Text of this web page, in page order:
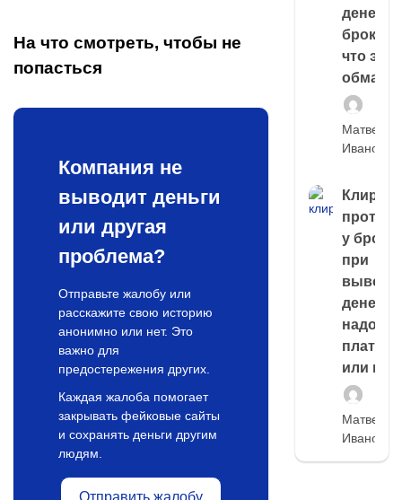
На что смотреть, чтобы не
попасться
Компания не
выводит деньги
или другая
проблема?
Отправьте жалобу или
расскажите свою историю
анонимно или нет. Это
важно для
предостережения других.
Каждая жалоба помогает
закрывать фейковые сайты
и сохранять деньги другим
людям.
денег у
что это,
обман?
Матвей
Иванов
Клиринг
у
при
выводе
денег,
надо
платить
или
Матвей
Иванов